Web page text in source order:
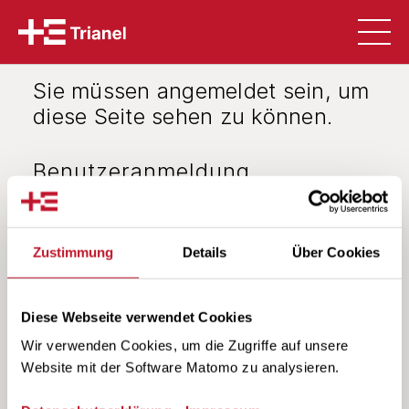
Zustimmung Details Über Cookies
Diese Webseite verwendet Cookies
Wir verwenden Cookies, um die Zugriffe auf unsere
Website mit der Software Matomo zu analysieren.
Sie müssen angemeldet sein, um
diese Seite sehen zu können.
Benutzeranmeldung
Bitte geben Sie Ihren Benutzernamen und Ihr
Passwort ein, um sich an der Website
anzumelden.
Anmelden
Benutzername:
Passwort: